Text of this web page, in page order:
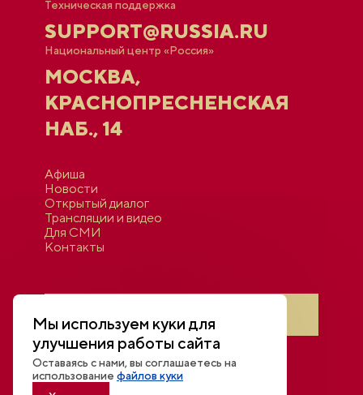
Техническая поддержка
SUPPORT@RUSSIA.RU
Национальный центр «Россия»
МОСКВА,
КРАСНОПРЕСНЕНСКАЯ
НАБ., 14
Афиша
Новости
Открытый диалог
Трансляции и видео
Для СМИ
Контакты
Мы используем куки для
улучшения работы сайта
Оставаясь с нами, вы соглашаетесь на
использованиефайлов куки